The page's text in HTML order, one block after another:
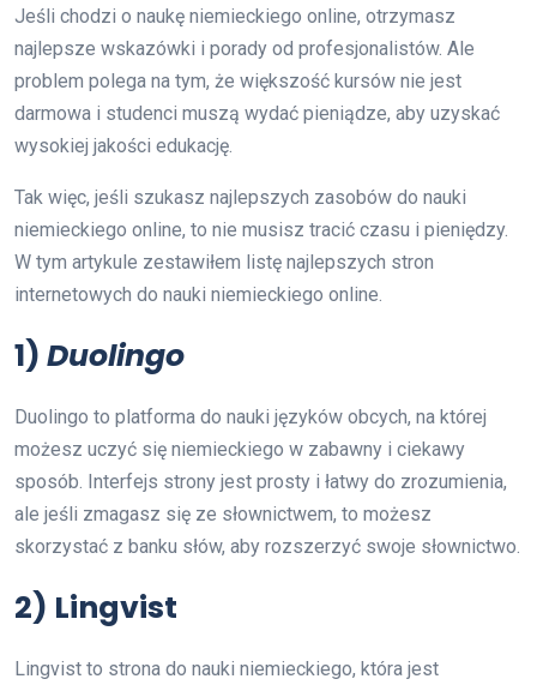
Jeśli chodzi o naukę niemieckiego online, otrzymasz
najlepsze wskazówki i porady od profesjonalistów. Ale
problem polega na tym, że większość kursów nie jest
darmowa i studenci muszą wydać pieniądze, aby uzyskać
wysokiej jakości edukację.
Tak więc, jeśli szukasz najlepszych zasobów do nauki
niemieckiego online, to nie musisz tracić czasu i pieniędzy.
W tym artykule zestawiłem listę najlepszych stron
internetowych do nauki niemieckiego online.
1) Duolingo
Duolingo to platforma do nauki języków obcych, na której
możesz uczyć się niemieckiego w zabawny i ciekawy
sposób. Interfejs strony jest prosty i łatwy do zrozumienia,
ale jeśli zmagasz się ze słownictwem, to możesz
skorzystać z banku słów, aby rozszerzyć swoje słownictwo.
2) Lingvist
Lingvist to strona do nauki niemieckiego, która jest